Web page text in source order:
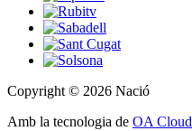
Copyright © 2026 Nació
Amb la tecnologia de OA Cloud